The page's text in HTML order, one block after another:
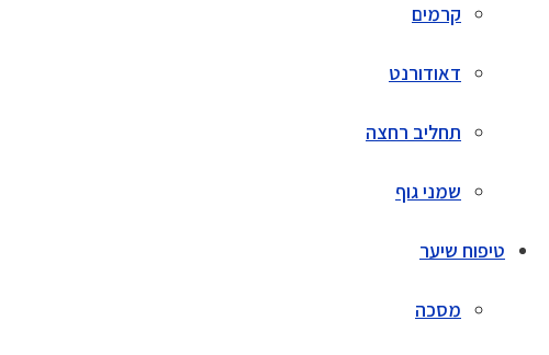
קרמים
דאודורנט
תחליב רחצה
שמני גוף
טיפוח שיער
מסכה